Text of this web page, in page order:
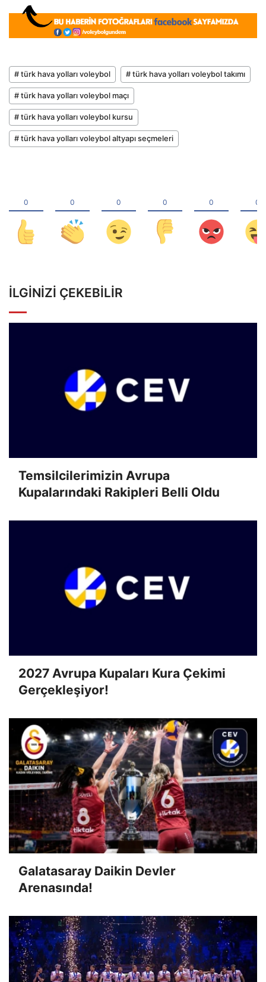
# türk hava yolları voleybol # türk hava yolları voleybol takımı
# türk hava yolları voleybol maçı
# türk hava yolları voleybol kursu
# türk hava yolları voleybol altyapı seçmeleri
İLGINIZI ÇEKEBILIR
Temsilcilerimizin Avrupa
Kupalarındaki Rakipleri Belli Oldu
2027 Avrupa Kupaları Kura Çekimi
Gerçekleşiyor!
Galatasaray Daikin Devler
Arenasında!